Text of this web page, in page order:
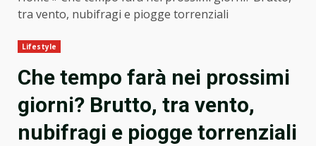
tra vento, nubifragi e piogge torrenziali
Lifestyle
Che tempo farà nei prossimi
giorni? Brutto, tra vento,
nubifragi e piogge torrenziali